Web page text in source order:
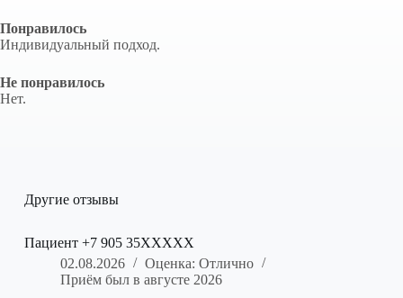
Понравилось
Индивидуальный подход.
Не понравилось
Нет.
Другие отзывы
Пациент +7 905 35XXXXX
02.08.2026
Оценка: Отлично
Приём был в августе 2026